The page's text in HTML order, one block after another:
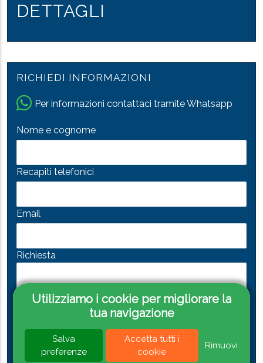
DETTAGLI
RICHIEDI INFORMAZIONI
Per informazioni contattaci tramite Whatsapp
Nome e cognome
Recapiti telefonici
Email
Richiesta
Accetto l'informativa sulla privacy
Utilizziamo i cookie per migliorare la
tua navigazione
Salva
preferenze
Accetta tutti i
cookie
Rimuovi